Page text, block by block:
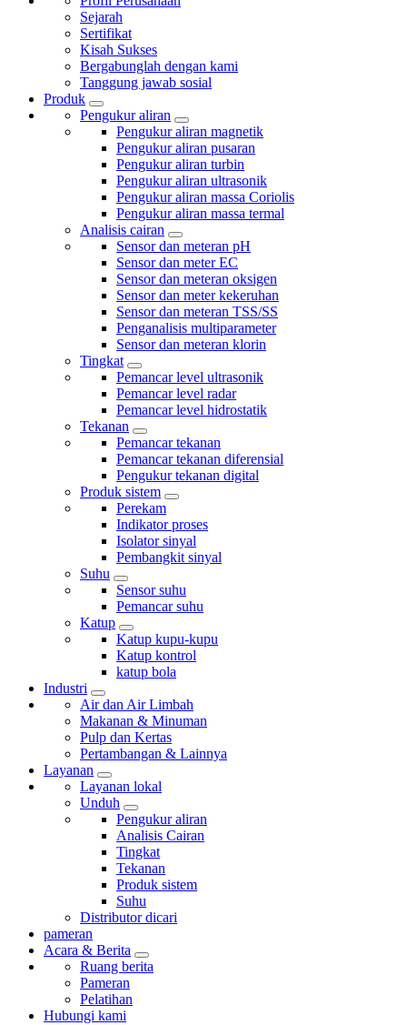
Sejarah
Sertifikat
Kisah Sukses
Bergabunglah dengan kami
Tanggung jawab sosial
Produk
Pengukur aliran
Pengukur aliran magnetik
Pengukur aliran pusaran
Pengukur aliran turbin
Pengukur aliran ultrasonik
Pengukur aliran massa Coriolis
Pengukur aliran massa termal
Analisis cairan
Sensor dan meteran pH
Sensor dan meter EC
Sensor dan meteran oksigen
Sensor dan meter kekeruhan
Sensor dan meteran TSS/SS
Penganalisis multiparameter
Sensor dan meteran klorin
Tingkat
Pemancar level ultrasonik
Pemancar level radar
Pemancar level hidrostatik
Tekanan
Pemancar tekanan
Pemancar tekanan diferensial
Pengukur tekanan digital
Produk sistem
Perekam
Indikator proses
Isolator sinyal
Pembangkit sinyal
Suhu
Sensor suhu
Pemancar suhu
Katup
Katup kupu-kupu
Katup kontrol
katup bola
Industri
Air dan Air Limbah
Makanan & Minuman
Pulp dan Kertas
Pertambangan & Lainnya
Layanan
Layanan lokal
Unduh
Pengukur aliran
Analisis Cairan
Tingkat
Tekanan
Produk sistem
Suhu
Distributor dicari
pameran
Acara & Berita
Ruang berita
Pameran
Pelatihan
Hubungi kami